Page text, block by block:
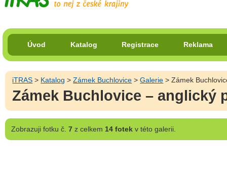
Úvod Katalog Registrace Reklama
iTRAS > Katalog >Zámek Buchlovice >Galerie > Zámek
Zámek Buchlovice – anglický
Zobrazujifotku č. 7z celkem 14 fotekv této galerii.